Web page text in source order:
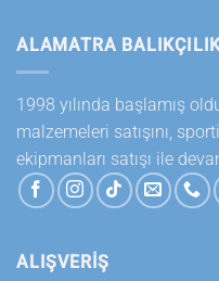
ALAMATRA
1998 yılında başlamış
malzemeleri satışını,
ekipmanları satışı ile
ALIŞVERİŞ